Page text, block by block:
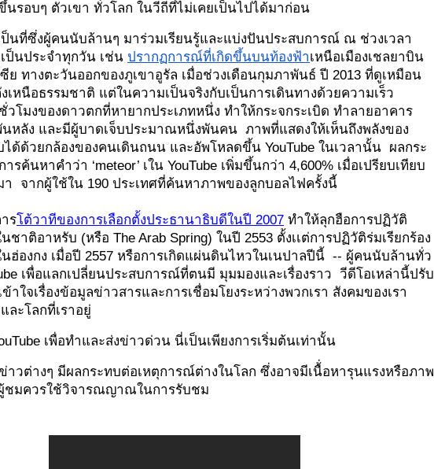
นรอบๆ ตัวเขา ทั่วโลก ในวีถีที่ไม่เคยเป็นไปได้มาก่อน
เป็นที่ซึ่งผู้คนนับล้านๆ มาร่วมเรียนรู้และแบ่งปันประสบการณ์ ณ ช่วงเวลา
ป็นประจำทุกวัน เช่น ปรากฏการณ์ที่เกิดขึ้นบนท้องฟ้าเหนือเมืองเชลยาบิน
ซีย ทางตะวันออกของภูเขาอูรัล เมื่อช่วงเดือนกุมภาพันธ์ ปี 2013 ที่ดูเหมือน
เหนือธรรมชาติ แต่ในความเป็นจริงกับเป็นการเดินทางด้วยความเร็ว
วโมงของดาวตกที่หายากประเภทหนึ่ง ทำให้กระจกระเบิด ทำลายอาคาร
หลัง และมีผู้บาดเจ็บประมาณหนึ่งพันคน  ภาพที่แสดงให้เห็นถึงพลังของ
ด้ด้วยกล้องของคนเดินถนน และอัพโหลดขึ้น YouTube ในเวลานั้น  ผลกระ
รค้นหาคำว่า ‘meteor’ เใน YouTube เพิ่มขึ้นกว่า 4,600% เมื่อเปรียบเทียบ
จากผู้ใช้ใน 190 ประเทศที่ค้นหาภาพของลูกบอลไฟครั้งนี้
รโต้วาทีของการเลือกตั้งประธานาธิบดีในปี 2007 ทำให้ลุกฮือการปฏิวัติ
ชาติอาหรับ (หรือ The Arab Spring) ในปี 2553 ตั้งเเต่การปฏิวัติร่มเรียกร้อง
ฮ่องกง เมื่อปี 2557 หรือการเกิดแผ่นดินไหวในเนปาลปีนี้  -- ผู้คนนับล้านทั่ว
เพื่อแลกเปลี่ยนประสบการณ์ที่ตนมี มุมมองและเรื่องราว  วีดีโอเหล่านี้ปรับ
ข้าใจเรื่องข้อมูลข่าวสารและการเชื่อมโยงระหว่างพวกเรา สังคมของเรา
ละโลกที่เราอยู่
เพื่อทำและส่งข่าวด่วน นี่เป็นเพียงการเริ่มต้นเท่านั้น
าวต่างๆ มีผลกระทบต่อเหตุการณ์ต่างในโลก ซึ่งอาจมีเนื้่อหารุนแรงหรือภาพ
ชมควรใช้วิจารณญาณในการรับชม